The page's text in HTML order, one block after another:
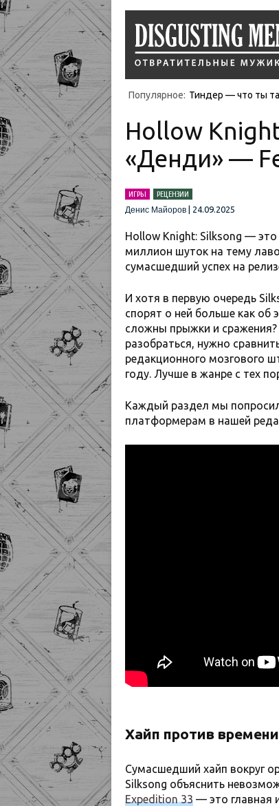
Популярное: Тиндер — что ты
Hollow
«Денди» —
ИГРЫ
РЕЦЕНЗИИ
Денис Майоров
24.09.2025
Hollow Knight: Silksong —
миллион шуток на тему
сумасшедший успех на
И хотя в первую очередь
спорят о ней больше как об
сложны прыжки и
разобраться, нужно
редакционного мозгового
году. Лучше в жанре с тех
Каждый раздел мы
платформерам в нашей
Хайп против времени
Сумасшедший хайп вокруг
Silksong объяснить
Expedition 33 — это главная